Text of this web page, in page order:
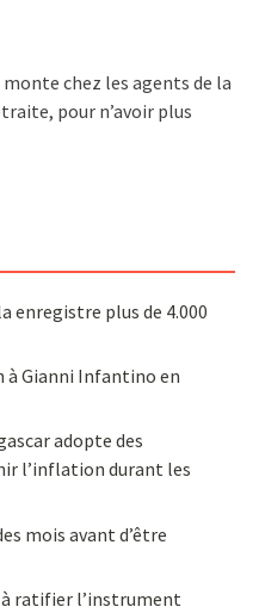
chez les agents de la
pour n’avoir plus
enregistre plus de 4.000
à Gianni Infantino en
adopte des
l’inflation durant les
mois avant d’être
à ratifier l’instrument